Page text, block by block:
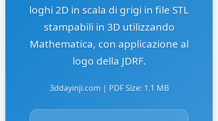
loghi 2D in scala di grigi in file STL
stampabili in 3D utilizzando
Mathematica, con applicazione al
logo della JDRF.
3ddayinji.com | PDF Size: 1.1 MB